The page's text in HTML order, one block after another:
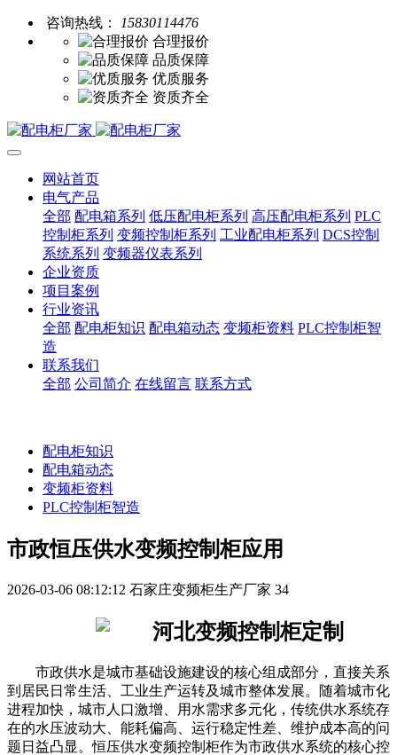
咨询热线：
15830114476
合理报价
品质保障
优质服务
资质齐全
网站首页
电气产品
全部 配电箱系列 低压配电柜系列 高压配电柜系列 PLC
控制柜系列 变频控制柜系列 工业配电柜系列 DCS控制
系统系列 变频器仪表系列
企业资质
项目案例
行业资讯
全部 配电柜知识 配电箱动态 变频柜资料 PLC控制柜智
造
联系我们
全部 公司简介 在线留言 联系方式
配电柜知识
配电箱动态
变频柜资料
PLC控制柜智造
市政恒压供水变频控制柜应用
2026-03-06 08:12:12 石家庄变频柜生产厂家 34
市政供水是城市基础设施建设的核心组成部分，直接关系
到居民日常生活、工业生产运转及城市整体发展。随着城市化
进程加快，城市人口激增、用水需求多元化，传统供水系统存
在的水压波动大、能耗偏高、运行稳定性差、维护成本高的问
题日益凸显。恒压供水变频控制柜作为市政供水系统的核心控